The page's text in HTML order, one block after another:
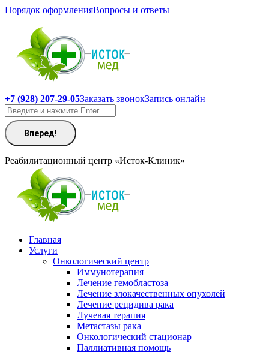
Перейти
содержанию
Порядок оформленияВопросы и ответы
+7 (928) 207-29-05Заказать звонокЗапись онлайн
Поиск:
Реабилитационный центр «Исток-Клиник»
Главная
Услуги
Онкологический центр
Иммунотерапия
Лечение гемобластоза
Лечение злокачественных опухолей
Лечение рецидива рака
Лучевая терапия
Метастазы рака
Онкологический стационар
Паллиативная помощь